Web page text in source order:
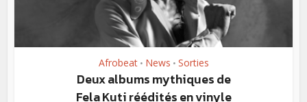
Afrobeat • News • Sorties
Deux albums mythiques de
Fela Kuti réédités en vinyle